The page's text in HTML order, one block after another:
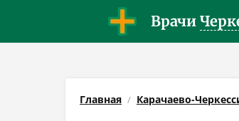
Врачи
Главная Карачаево-